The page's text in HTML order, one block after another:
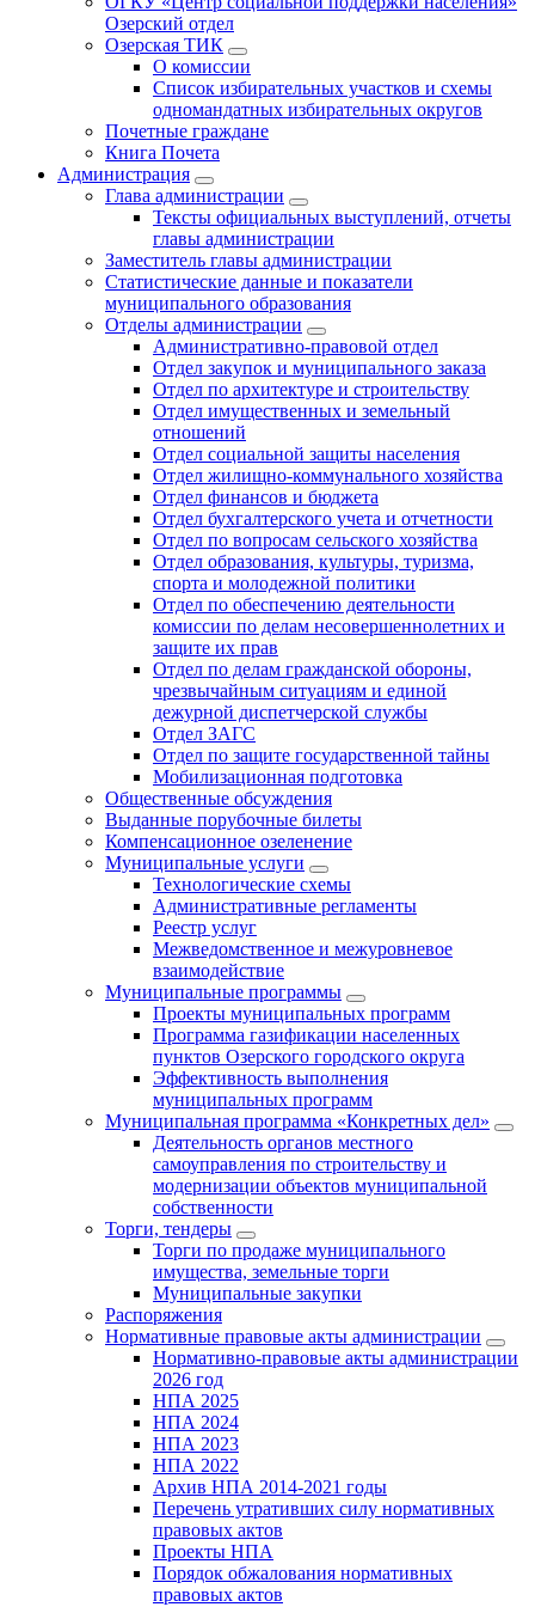
Озерский отдел
Озерская ТИК
О комиссии
Список избирательных участков и схемы
одномандатных избирательных округов
Почетные граждане
Книга Почета
Администрация
Глава администрации
Тексты официальных выступлений, отчеты
главы администрации
Заместитель главы администрации
Статистические данные и показатели
муниципального образования
Отделы администрации
Административно-правовой отдел
Отдел закупок и муниципального заказа
Отдел по архитектуре и строительству
Отдел имущественных и земельный
отношений
Отдел социальной защиты населения
Отдел жилищно-коммунального хозяйства
Отдел финансов и бюджета
Отдел бухгалтерского учета и отчетности
Отдел по вопросам сельского хозяйства
Отдел образования, культуры, туризма,
спорта и молодежной политики
Отдел по обеспечению деятельности
комиссии по делам несовершеннолетних и
защите их прав
Отдел по делам гражданской обороны,
чрезвычайным ситуациям и единой
дежурной диспетчерской службы
Отдел ЗАГС
Отдел по защите государственной тайны
Мобилизационная подготовка
Общественные обсуждения
Выданные порубочные билеты
Компенсационное озеленение
Муниципальные услуги
Технологические схемы
Административные регламенты
Реестр услуг
Межведомственное и межуровневое
взаимодействие
Муниципальные программы
Проекты муниципальных программ
Программа газификации населенных
пунктов Озерского городского округа
Эффективность выполнения
муниципальных программ
Муниципальная программа «Конкретных дел»
Деятельность органов местного
самоуправления по строительству и
модернизации объектов муниципальной
собственности
Торги, тендеры
Торги по продаже муниципального
имущества, земельные торги
Муниципальные закупки
Распоряжения
Нормативные правовые акты администрации
Нормативно-правовые акты администрации
2026 год
НПА 2025
НПА 2024
НПА 2023
НПА 2022
Архив НПА 2014-2021 годы
Перечень утративших силу нормативных
правовых актов
Проекты НПА
Порядок обжалования нормативных
правовых актов